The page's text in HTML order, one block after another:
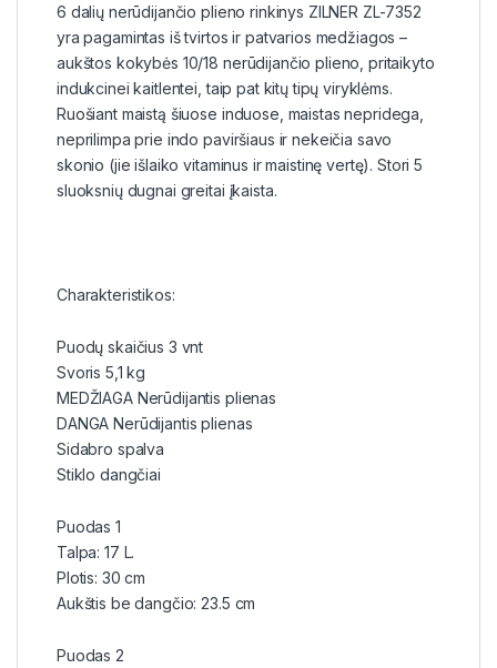
6 dalių nerūdijančio plieno rinkinys ZILNER ZL-7352
yra pagamintas iš tvirtos ir patvarios medžiagos –
aukštos kokybės 10/18 nerūdijančio plieno, pritaikyto
indukcinei kaitlentei, taip pat kitų tipų viryklėms.
Ruošiant maistą šiuose induose, maistas nepridega,
neprilimpa prie indo paviršiaus ir nekeičia savo
skonio (jie išlaiko vitaminus ir maistinę vertę). Stori 5
sluoksnių dugnai greitai įkaista.
Charakteristikos:
Puodų skaičius 3 vnt
Svoris 5,1 kg
MEDŽIAGA Nerūdijantis plienas
DANGA Nerūdijantis plienas
Sidabro spalva
Stiklo dangčiai
Puodas 1
Talpa: 17 L.
Plotis: 30 cm
Aukštis be dangčio: 23.5 cm
Puodas 2